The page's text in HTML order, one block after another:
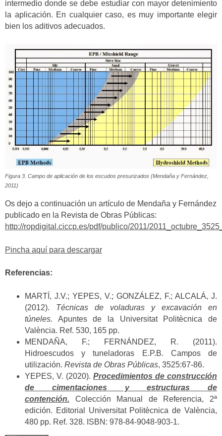
intermedio donde se debe estudiar con mayor detenimiento
la aplicación. En cualquier caso, es muy importante elegir
bien los aditivos adecuados.
Figura 3. Campo de aplicación de los escudos presurizados (Mendaña y Fernández,
2011)
Os dejo a continuación un artículo de Mendaña y Fernández
publicado en la Revista de Obras Públicas:
http://ropdigital.ciccp.es/pdf/publico/2011/
Pincha aquí para descargar
Referencias:
MARTÍ, J.V.; YEPES, V.; GONZÁLEZ, F.; ALCALÁ, J.
(2012). Técnicas de voladuras y excavación en
túneles. Apuntes de la Universitat Politècnica de
València. Ref. 530, 165 pp.
MENDAÑA, F.; FERNÁNDEZ, R. (2011).
Hidroescudos y tuneladoras E.P.B. Campos de
utilización. Revista de Obras Públicas, 3525:67-86.
YEPES, V. (2020). Procedimientos de construcción
de cimentaciones y estructuras de
contención. Colección Manual de Referencia, 2ª
edición. Editorial Universitat Politècnica de València,
480 pp. Ref. 328. ISBN: 978-84-9048-903-1.